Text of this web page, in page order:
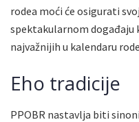
rodea moći će osigurati
spektakularnom događaju
najvažnijih u kalendaru
Eho tradicije
PPOBR nastavlja biti